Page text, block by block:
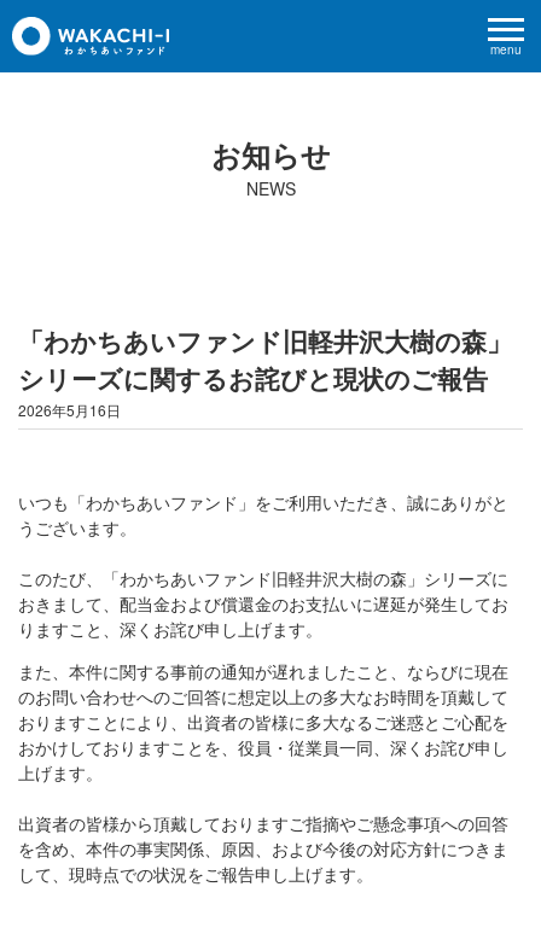
menu
お知らせ
NEWS
「わかちあいファンド旧軽井沢大樹の森」
シリーズに関するお詫びと現状のご報告
2026年5月16日
いつも「わかちあいファンド」をご利用いただき、誠にありがと
うございます。
このたび、「わかちあいファンド旧軽井沢大樹の森」シリーズに
おきまして、配当金および償還金のお支払いに遅延が発生してお
りますこと、深くお詫び申し上げます。
また、本件に関する事前の通知が遅れましたこと、ならびに現在
のお問い合わせへのご回答に想定以上の多大なお時間を頂戴して
おりますことにより、出資者の皆様に多大なるご迷惑とご心配を
おかけしておりますことを、役員・従業員一同、深くお詫び申し
上げます。
出資者の皆様から頂戴しておりますご指摘やご懸念事項への回答
を含め、本件の事実関係、原因、および今後の対応方針につきま
して、現時点での状況をご報告申し上げます。